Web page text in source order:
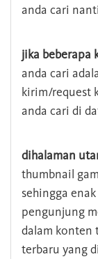
anda cari
jika beberapa
anda cari
kirim/request
anda cari di
dihalaman
thumbnail
sehingga
pengunjung
dalam konten
terbaru yang